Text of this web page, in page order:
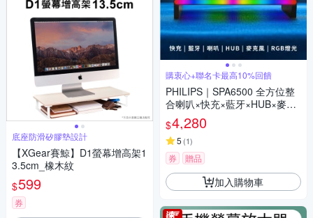
底座防滑矽膠墊設計
【XGear賽鯨】D1螢幕增高架1
3.5cm_橡木紋
$599
券
購衷心+聯名卡最高10%回饋
PHILIPS｜SPA6500 全方位整
合喇叭×快充×藍牙×HUB×麥克
風×RGB燈光的螢幕支架
$4,280
5 (1)
券 贈品
加入購物車